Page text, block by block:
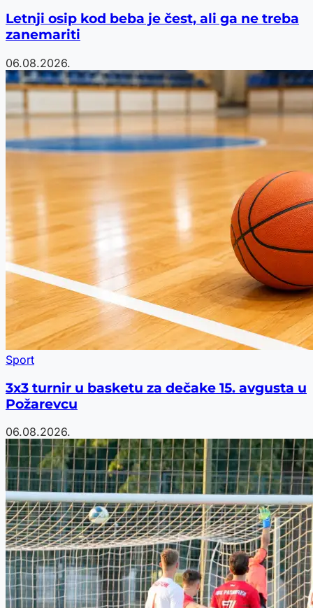
Letnji osip kod beba je čest, ali ga ne treba
zanemariti
06.08.2026.
Sport
3x3 turnir u basketu za dečake 15. avgusta u
Požarevcu
06.08.2026.